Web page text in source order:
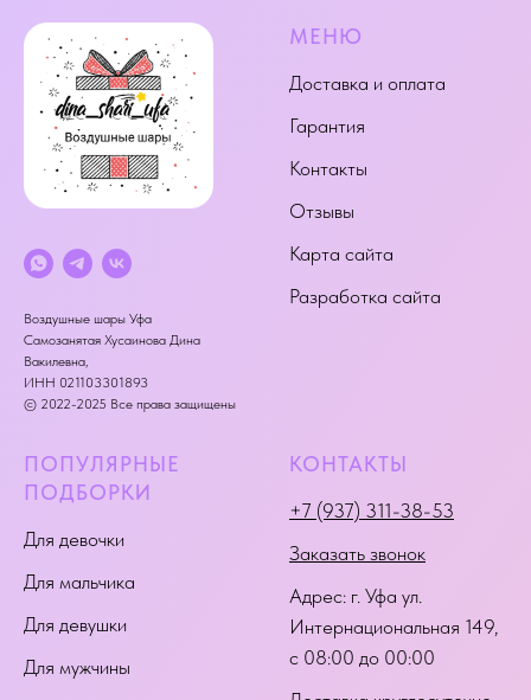
Воздушные шары Уфа
Самозанятая Хусаинова Дина
Вакилевна,
ИНН 021103301893
© 2022-2025 Все права защищены
МЕНЮ
Доставка и оплата
Гарантия
Контакты
Отзывы
Карта сайта
Разработка сайта
ПОПУЛЯРНЫЕ
ПОДБОРКИ
Для девочки
Для мальчика
Для девушки
Для мужчины
КОНТАКТЫ
+7 (937) 311-38-53
Заказать звонок
Адрес: г. Уфа ул.
Интернациональная 149,
с 08:00 до 00:00